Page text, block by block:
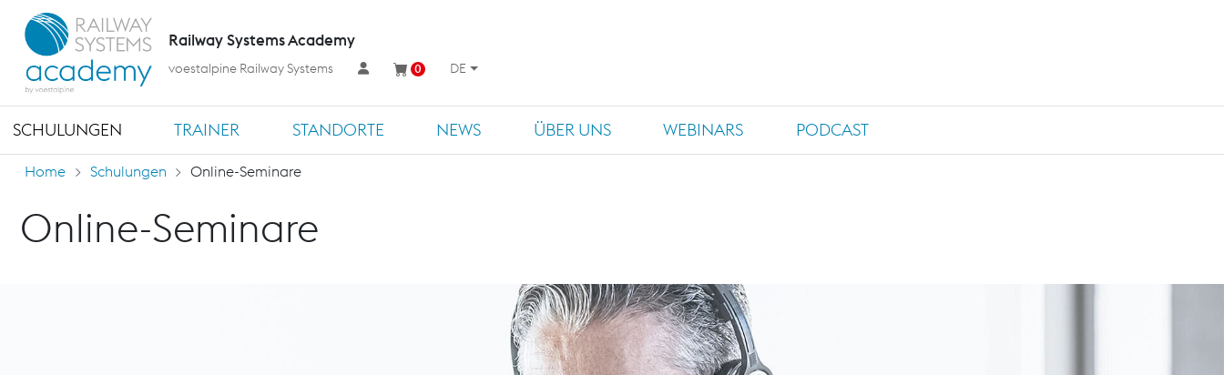
SCHULUNGEN TRAINER STANDORTE NEWS ÜBER UNS WEBINARS PODCAST
Railway Systems Academy
voestalpine Railway Systems 0 DE
Home Schulungen Online-Seminare
Online-Seminare